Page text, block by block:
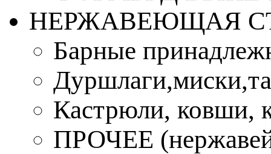
НЕРЖАВЕЮЩАЯ
Барные
Кастрюли, ковши,
ПРОЧЕЕ